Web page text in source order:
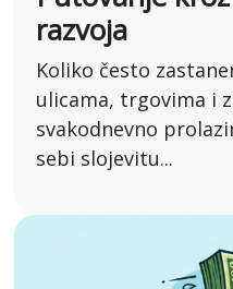
razvoja
Koliko često
ulicama, trgovima i
svakodnevno
sebi slojevitu...